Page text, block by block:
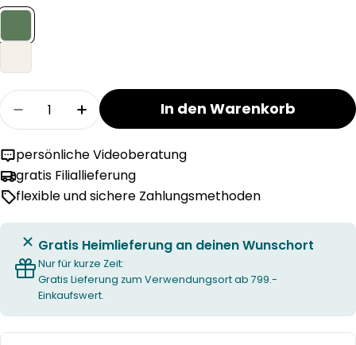
Menge
Menge für FELIA Frottierserie verringern
Menge für FELIA Frottierserie erhöhen
In den Warenkorb
persönliche Videoberatung
gratis Filiallieferung
flexible und sichere Zahlungsmethoden
Gratis Heimlieferung an deinen Wunschort
Nur für kurze Zeit:
Gratis Lieferung zum Verwendungsort ab 799.-
Einkaufswert.